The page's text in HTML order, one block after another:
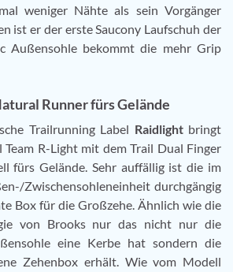
weniger Nähte als sein Vorgänger
ist er der erste Saucony Laufschuh der
Außensohle bekommt die mehr Grip
Runner fürs Gelände
Trailrunning Label Raidlightbringt
Team R-Light mit dem Trail Dual Finger
fürs Gelände. Sehr auffällig ist die im
Zwischensohleneinheit durchgängig
Box für die Großzehe. Ähnlich wie die
von Brooks nur das nicht nur die
eine Kerbe hat sondern die
Zehenbox erhält. Wie vom Modell